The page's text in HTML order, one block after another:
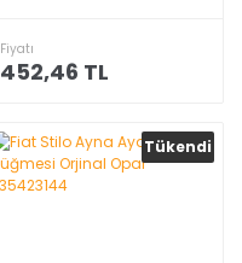
Fiyatı
452,46 TL
Tükendi